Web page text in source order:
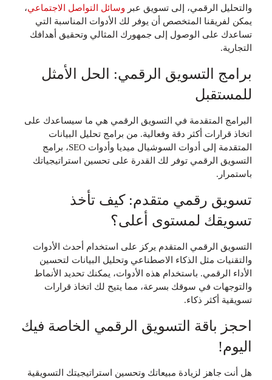
والتحليل الرقمي، إلى تسويق عبر وسائل التواصل الاجتماعي،
يمكن لفريقنا المتخصص أن يوفر لك الأدوات المناسبة التي
تساعدك على الوصول إلى جمهورك المثالي وتحقيق أهدافك
التجارية.
برامج التسويق الرقمي: الحل الأمثل
للمستقبل
البرامج المتقدمة في التسويق الرقمي هي ما سيساعدك على
اتخاذ قرارات أكثر دقة وفعالية. من برامج تحليل البيانات
المتقدمة إلى أدوات السوشيال ميديا وأدوات SEO، برامج
التسويق الرقمي توفر لك القدرة على تحسين استراتيجياتك
باستمرار.
تسويق رقمي متقدم: كيف تأخذ
تسويقك لمستوى أعلى؟
التسويق الرقمي المتقدم يركز على استخدام أحدث الأدوات
والتقنيات مثل الذكاء الاصطناعي وتحليل البيانات لتحسين
الأداء الرقمي. باستخدام هذه الأدوات، يمكنك تحديد الأنماط
والتوجهات في سوقك بسرعة، مما يتيح لك اتخاذ قرارات
تسويقية أكثر ذكاء.
احجز باقة التسويق الرقمي الخاصة فيك
اليوم!
هل أنت جاهز لزيادة مبيعاتك وتحسين استراتيجيتك التسويقية